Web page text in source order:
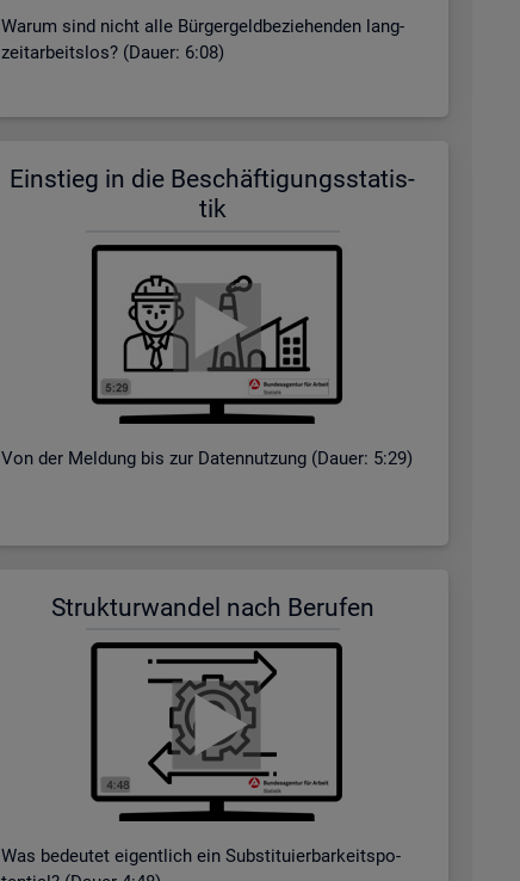
Warum sind nicht alle Bür­ger­geld­be­zie­hen­den lang­
zeit­ar­beits­los? (Dauer: 6:08)
Ein­stieg in die Be­schäf­ti­gungs­sta­tis­
tik
Von der Mel­dung bis zur Da­ten­nut­zung (Dauer: 5:29)
Struk­tur­wan­del nach Be­ru­fen
Was be­deu­tet ei­gent­lich ein Sub­sti­tu­ier­bar­keits­po­